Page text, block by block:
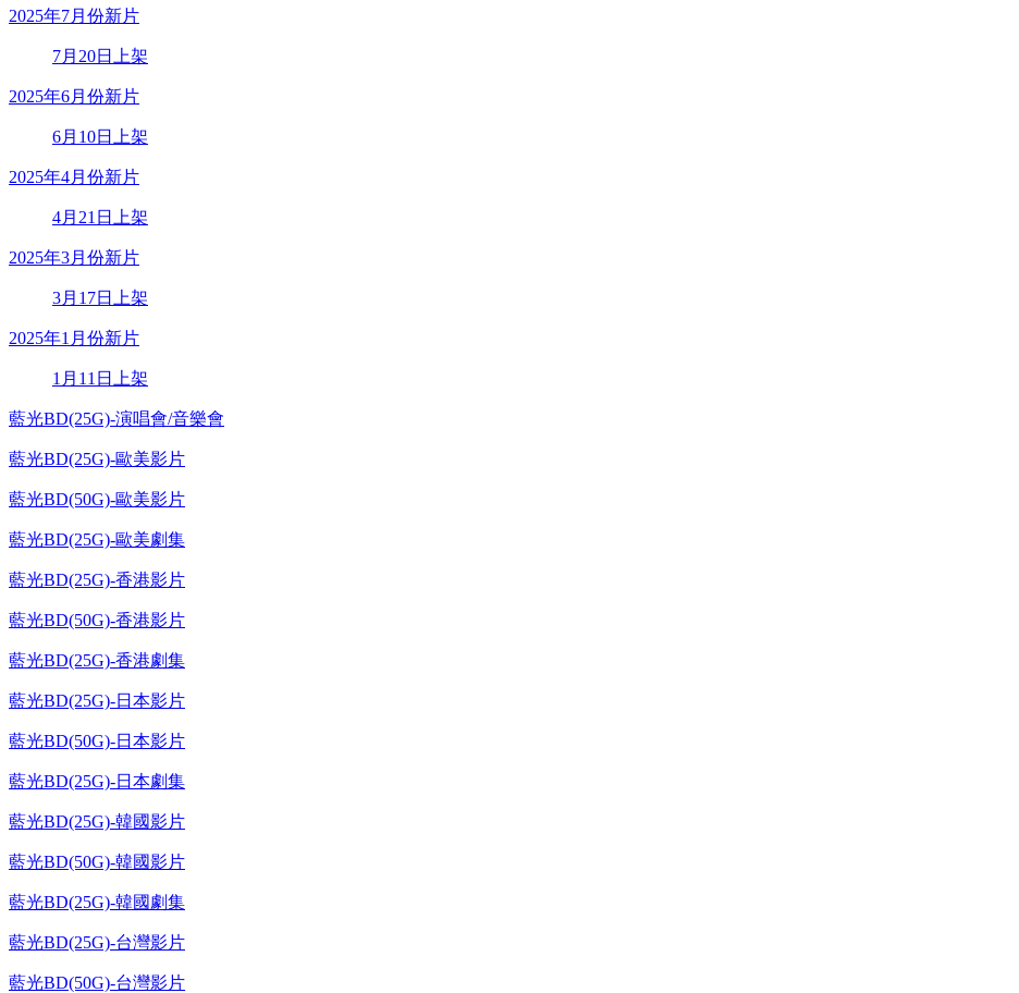
2025年7月份新片
7月20日上架
2025年6月份新片
6月10日上架
2025年4月份新片
4月21日上架
2025年3月份新片
3月17日上架
2025年1月份新片
1月11日上架
藍光BD(25G)-演唱會/音樂會
藍光BD(25G)-歐美影片
藍光BD(50G)-歐美影片
藍光BD(25G)-歐美劇集
藍光BD(25G)-香港影片
藍光BD(50G)-香港影片
藍光BD(25G)-香港劇集
藍光BD(25G)-日本影片
藍光BD(50G)-日本影片
藍光BD(25G)-日本劇集
藍光BD(25G)-韓國影片
藍光BD(50G)-韓國影片
藍光BD(25G)-韓國劇集
藍光BD(25G)-台灣影片
藍光BD(50G)-台灣影片